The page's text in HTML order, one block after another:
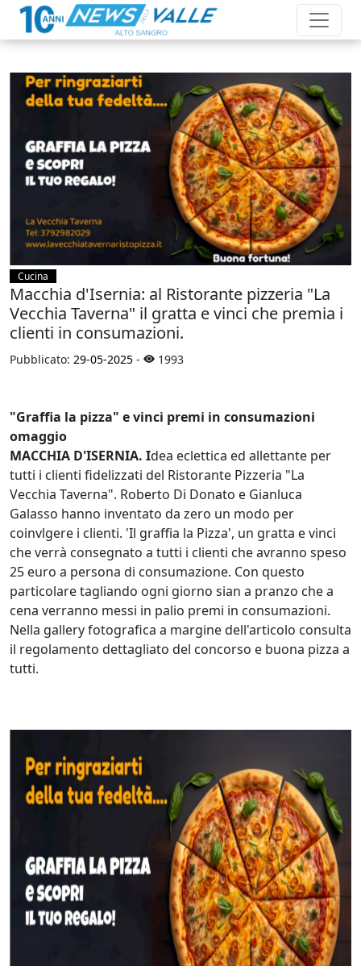
Cucina
Macchia d'Isernia: al Ristorante pizzeria "La
Vecchia Taverna" il gratta e vinci che premia i
clienti in consumazioni.
Pubblicato: 29-05-2025 - 1993
"Graffia la pizza" e vinci premi in consumazioni
omaggio
MACCHIA D'ISERNIA. Idea eclettica ed allettante per
tutti i clienti fidelizzati del Ristorante Pizzeria "La
Vecchia Taverna". Roberto Di Donato e Gianluca
Galasso hanno inventato da zero un modo per
coinvlgere i clienti. 'Il graffia la Pizza', un gratta e vinci
che verrà consegnato a tutti i clienti che avranno speso
25 euro a persona di consumazione. Con questo
particolare tagliando ogni giorno sian a pranzo che a
cena verranno messi in palio premi in consumazioni.
Nella gallery fotografica a margine dell'articolo consulta
il regolamento dettagliato del concorso e buona pizza a
tutti.